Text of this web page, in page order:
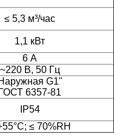
≤ 5,3 м³/час
1,1 кВт
6 А
~220 В, 50 Гц
G1"
ГОСТ 6357-81
IP54
≤ 70%RH